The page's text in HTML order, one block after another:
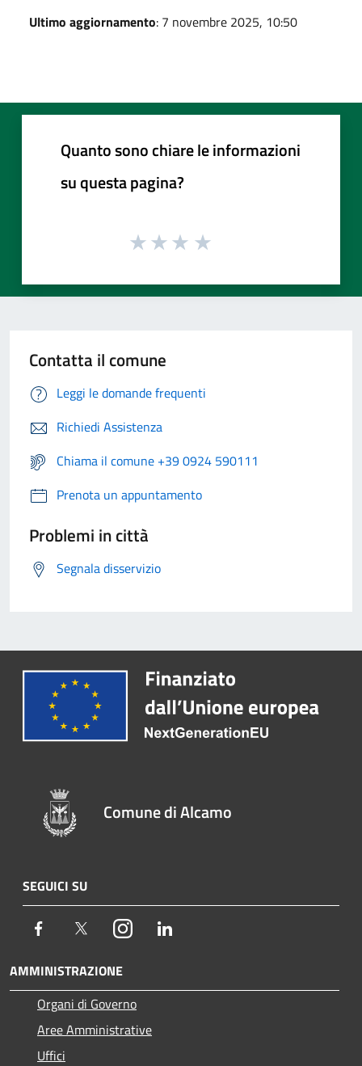
Ultimo aggiornamento: 7 novembre 2025, 10:50
Quanto sono chiare le informazioni
su questa pagina?
Contatta il comune
Leggi le domande frequenti
Richiedi Assistenza
Chiama il comune +39 0924 590111
Prenota un appuntamento
Problemi in città
Segnala disservizio
Comune di Alcamo
SEGUICI SU
Facebook TwitterInstagram
AMMINISTRAZIONE
Organi di Governo
Aree Amministrative
Uffici